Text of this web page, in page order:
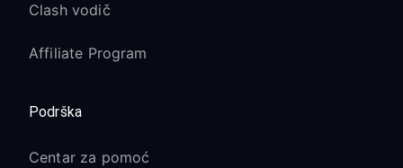
Clash vodič
Affiliate Program
Podrška
Centar za pomoć